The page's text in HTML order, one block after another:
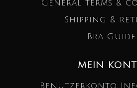
General terms &
Shipping &
Bra Guide
MEIN
Benutzerkonto